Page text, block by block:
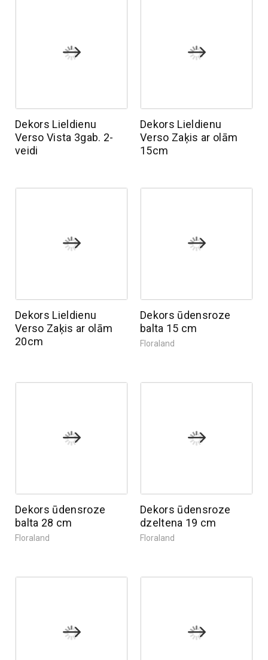
Dekors Lieldienu
Verso Vista 3gab. 2-
veidi
Dekors Lieldienu
Verso Zaķis ar olām
15cm
Dekors Lieldienu
Verso Zaķis ar olām
20cm
Dekors ūdensroze
balta 15 cm
Floraland
Dekors ūdensroze
balta 28 cm
Floraland
Dekors ūdensroze
dzeltena 19 cm
Floraland